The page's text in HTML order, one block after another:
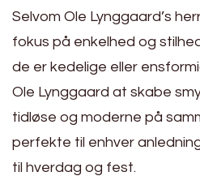
Selvom Ole Lynggaard’s
fokus på enkelhed og
de er kedelige eller
Ole Lynggaard at skabe
tidløse og moderne på
perfekte til enhver
til hverdag og fest.